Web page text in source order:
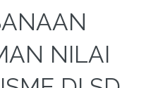
NILAI